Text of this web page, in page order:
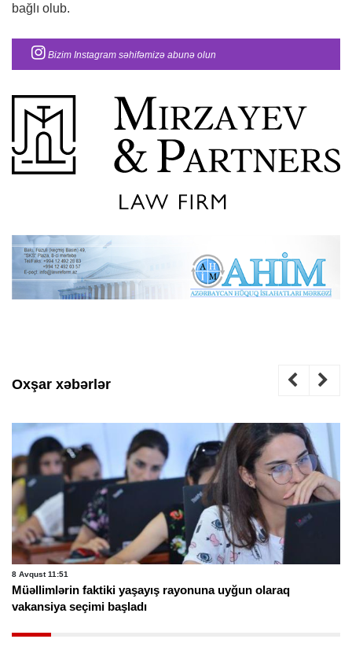
bağlı olub.
Bizim Instagram səhifəmizə abunə olun
Oxşar xəbərlər
8 Avqust 11:51
Müəllimlərin faktiki yaşayış rayonuna uyğun olaraq
vakansiya seçimi başladı